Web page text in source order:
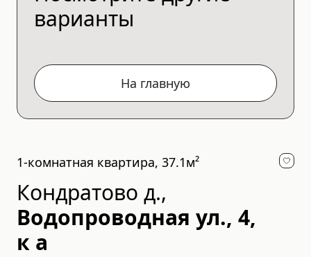
варианты
На главную
1-комнатная квартира, 37.1м²
Кондратово д.,
Водопроводная ул., 4,
к а